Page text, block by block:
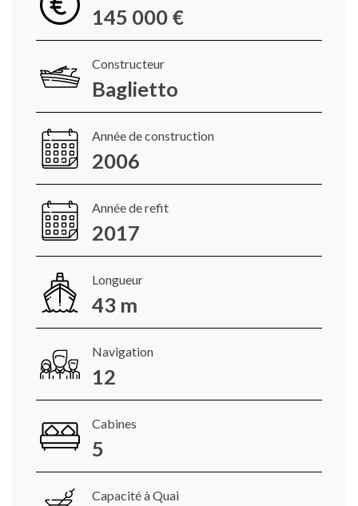
145 000 €
Constructeur
Baglietto
Année de construction
2006
Année de refit
2017
Longueur
43 m
Navigation
12
Cabines
5
Capacité à Quai